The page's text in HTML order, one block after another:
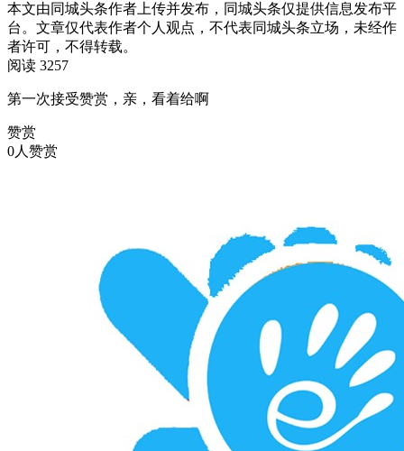
本文由同城头条作者上传并发布，同城头条仅提供信息发布平
台。文章仅代表作者个人观点，不代表同城头条立场，未经作
者许可，不得转载。
阅读 3257
第一次接受赞赏，亲，看着给啊
赞赏
0人赞赏